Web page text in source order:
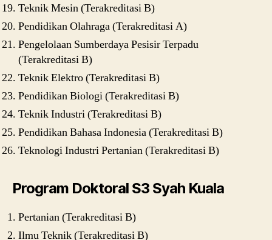
Teknik Mesin (Terakreditasi B)
Pendidikan Olahraga (Terakreditasi A)
Pengelolaan Sumberdaya Pesisir Terpadu
(Terakreditasi B)
Teknik Elektro (Terakreditasi B)
Pendidikan Biologi (Terakreditasi B)
Teknik Industri (Terakreditasi B)
Pendidikan Bahasa Indonesia (Terakreditasi B)
Teknologi Industri Pertanian (Terakreditasi B)
Program Doktoral S3 Syah Kuala
Pertanian (Terakreditasi B)
Ilmu Teknik (Terakreditasi B)